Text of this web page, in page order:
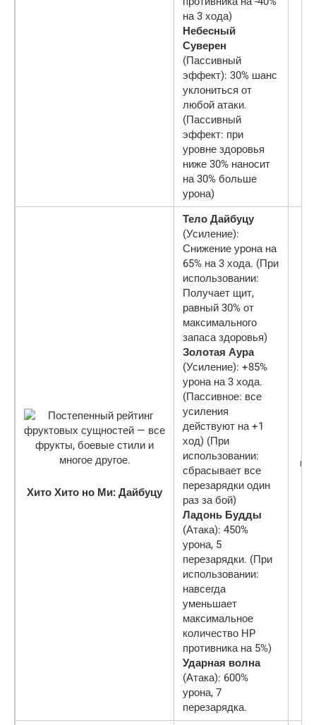
на 3 хода)
Небесный
Суверен
(Пассивный
эффект): 30% шанс
уклониться от
любой атаки.
(Пассивный
эффект: при
уровне здоровья
ниже 30% наносит
на 30% больше
урона)
Хито Хито но Ми: Дайбуцу
Тело Дайбуцу
(Усиление):
Снижение урона на
65% на 3 хода. (При
использовании:
Получает щит,
равный 30% от
максимального
запаса здоровья)
Золотая Аура
(Усиление): +85%
урона на 3 хода.
(Пассивное: все
усиления
действуют на +1
ход) (При
использовании:
сбрасывает все
перезарядки один
раз за бой)
Ладонь Будды
(Атака): 450%
урона, 5
перезарядки. (При
использовании:
навсегда
уменьшает
максимальное
количество HP
противника на 5%)
Ударная волна
(Атака): 600%
урона, 7
перезарядка.